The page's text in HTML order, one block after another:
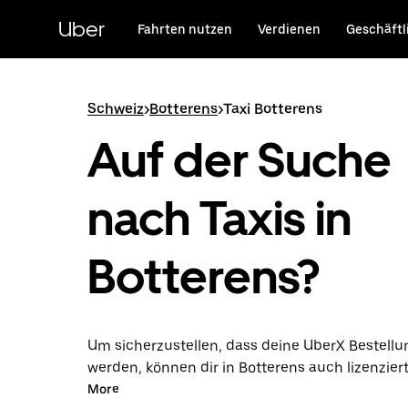
HauptinhaltUber Fahrten nutzen Verdienen
Schweiz>Botterens>Taxi Botterens
Auf der Suche
nach Taxis in
Botterens?
Um sicherzustellen, dass deine UberX
werden, können dir in Botterens auch
Taxifahrer*innen zugewiesen werden. In
More